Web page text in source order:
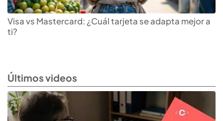
Visa vs Mastercard: ¿Cuál tarjeta se adapta mejor a
ti?
Últimos videos